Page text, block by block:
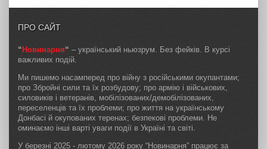
ПРО САЙТ
“ Новинарня“ – український ньюзрум. Без фейків. В курсі
важливих подій.
Ми пишемо насамперед про війну з російськими окупантами;
про Збройні сили та їх розбудову; про армію і військових,
силовиків і ветеранів, мобілізованих/демобілізованих,
переселенців та їх проблеми; про життя на українському
Донбасі й окупованих теренах; безпекові проблеми. Не
оминаємо інші варті уваги події в Україні та світі.
У березні 2025 - лютому 2026 року “Новинарня” працює за